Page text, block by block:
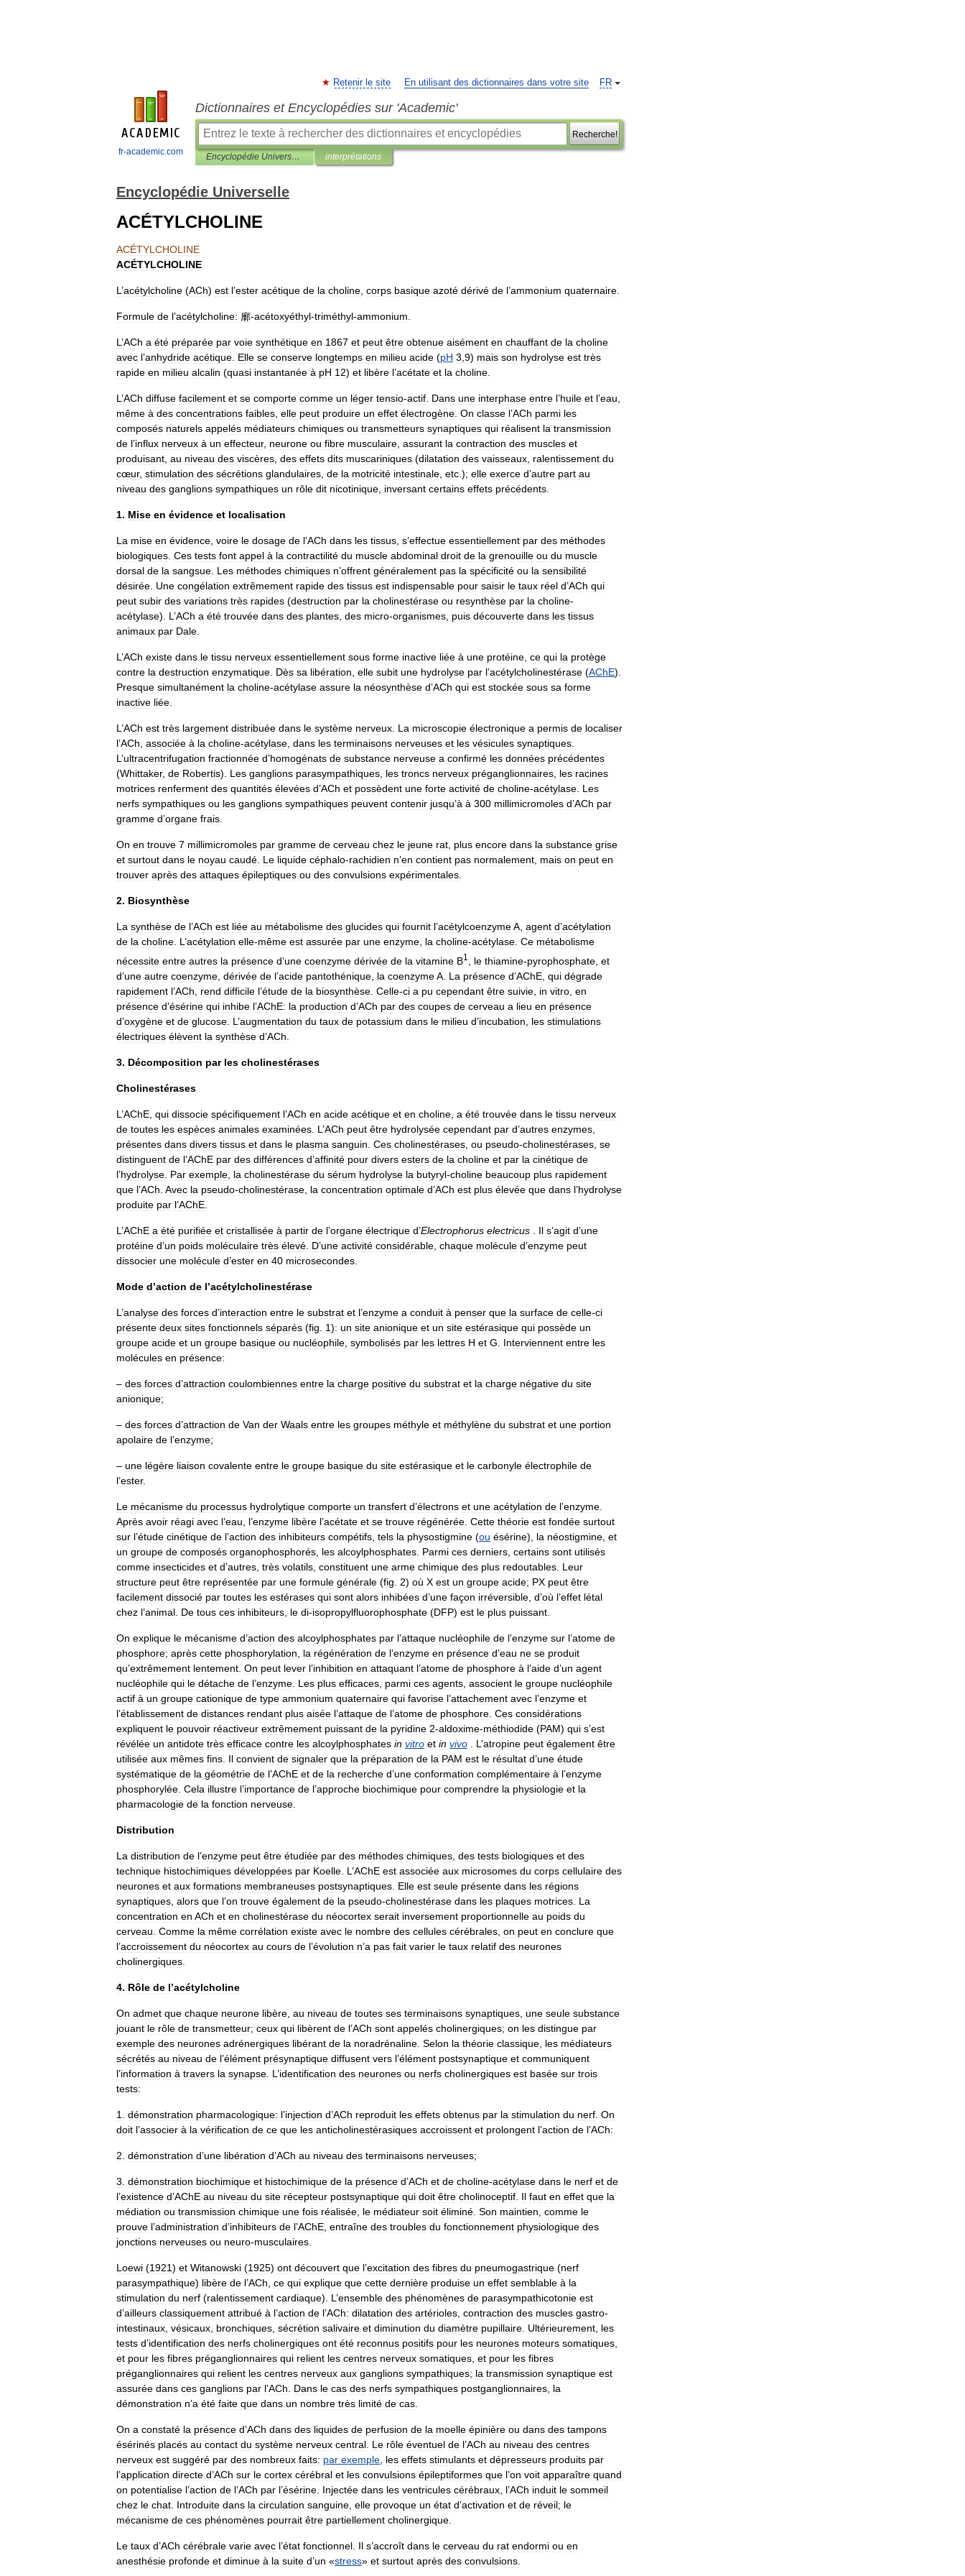
fr-academic.com
FR
Retenir le site En utilisant des dictionnaires dans votre site
Dictionnaires et Encyclopédies sur 'Academic'
Recherche!
Encyclopédie Universelle interprétations
Encyclopédie Universelle
ACÉTYLCHOLINE
ACÉTYLCHOLINE
ACÉTYLCHOLINE
L ’acétylcholine (ACh) est l’ester acétique de la choline corps basique azoté dérivé de l’ammonium quaternaire
Formule de l’acétylcholine: 廓-acétoxyéthyl-triméthyl-ammonium
L ’ACh a été préparée par voie synthétique en 1867 et peut être obtenue aisément en chauffant de la choline
avec l’anhydride acétique Elle se conserve longtemps en milieu acide (pH 3 9) mais son hydrolyse est très
rapide en milieu alcalin (quasi instantanée à pH 12) et libère l’acétate et la choline
L ’ACh diffuse facilement et se comporte comme un léger tensio-actif Dans une interphase entre l’huile et l’eau
même à des concentrations faibles elle peut produire un effet électrogène On classe l’ACh parmi les
composés naturels appelés médiateurs chimiques ou transmetteurs synaptiques qui réalisent la transmission
de l’influx nerveux à un effecteur, neurone ou fibre musculaire assurant la contraction des muscles et
produisant au niveau des viscères des effets dits muscariniques (dilatation des vaisseaux ralentissement du
cœur, stimulation des sécrétions glandulaires de la motricité intestinale etc .); elle exerce d’autre part au
niveau des ganglions sympathiques un rôle dit nicotinique inversant certains effets précédents
1. Mise en évidence et localisation
La mise en évidence voire le dosage de l’ACh dans les tissus s’effectue essentiellement par des méthodes
biologiques Ces tests font appel à la contractilité du muscle abdominal droit de la grenouille ou du muscle
dorsal de la sangsue Les méthodes chimiques n’offrent généralement pas la spécificité ou la sensibilité
désirée Une congélation extrêmement rapide des tissus est indispensable pour saisir le taux réel d’ACh qui
peut subir des variations très rapides (destruction par la cholinestérase ou resynthèse par la choline-
acétylase). L ’ACh a été trouvée dans des plantes des micro-organismes puis découverte dans les tissus
animaux par Dale
L ’ACh existe dans le tissu nerveux essentiellement sous forme inactive liée à une protéine ce qui la protège
contre la destruction enzymatique Dès sa libération elle subit une hydrolyse par l’acétylcholinestérase (AChE).
Presque simultanément la choline-acétylase assure la néosynthèse d’ACh qui est stockée sous sa forme
inactive liée
L ’ACh est très largement distribuée dans le système nerveux La microscopie électronique a permis de localiser
l’ACh associée à la choline-acétylase dans les terminaisons nerveuses et les vésicules synaptiques
L ’ultracentrifugation fractionnée d’homogénats de substance nerveuse a confirmé les données précédentes
(Whittaker, de Robertis). Les ganglions parasympathiques les troncs nerveux préganglionnaires les racines
motrices renferment des quantités élevées d’ACh et possèdent une forte activité de choline-acétylase Les
nerfs sympathiques ou les ganglions sympathiques peuvent contenir jusqu’à à 300 millimicromoles d’ACh par
gramme d’organe frais
On en trouve 7 millimicromoles par gramme de cerveau chez le jeune rat plus encore dans la substance grise
et surtout dans le noyau caudé Le liquide céphalo-rachidien n’en contient pas normalement mais on peut en
trouver après des attaques épileptiques ou des convulsions expérimentales
2. Biosynthèse
La synthèse de l’ACh est liée au métabolisme des glucides qui fournit l’acétylcoenzymeA agent d’acétylation
de la choline L ’acétylation elle-même est assurée par une enzyme la choline-acétylase Ce métabolisme
nécessite entre autres la présence d’une coenzyme dérivée de la vitamine B1 le thiamine-pyrophosphate et
d’une autre coenzyme dérivée de l’acide pantothénique la coenzymeA La présence d’AChE qui dégrade
rapidement l’ACh rend difficile l’étude de la biosynthèse Celle-ci a pu cependant être suivie in vitro en
présence d’ésérine qui inhibe l’AChE: la production d’ACh par des coupes de cerveau a lieu en présence
d’oxygène et de glucose L ’augmentation du taux de potassium dans le milieu d’incubation les stimulations
électriques élèvent la synthèse d’ACh
3. Décomposition par les cholinestérases
Cholinestérases
L ’AChE qui dissocie spécifiquement l’ACh en acide acétique et en choline a été trouvée dans le tissu nerveux
de toutes les espèces animales examinées L ’ACh peut être hydrolysée cependant par d’autres enzymes
présentes dans divers tissus et dans le plasma sanguin Ces cholinestérases ou pseudo-cholinestérases se
distinguent de l’AChE par des différences d’affinité pour divers esters de la choline et par la cinétique de
l’hydrolyse Par exemple la cholinestérase du sérum hydrolyse la butyryl-choline beaucoup plus rapidement
que l’ACh Avec la pseudo-cholinestérase la concentration optimale d’ACh est plus élevée que dans l’hydrolyse
produite par l’AChE
L ’AChE a été purifiée et cristallisée à partir de l’organe électrique d’Electrophorus electricus Il s’agit d’une
protéine d’un poids moléculaire très élevé D’une activité considérable chaque molécule d’enzyme peut
dissocier une molécule d’ester en 40 microsecondes
Mode d’action de l’acétylcholinestérase
L ’analyse des forces d’interaction entre le substrat et l’enzyme a conduit à penser que la surface de celle-ci
présente deux sites fonctionnels séparés (fig 1): un site anionique et un site estérasique qui possède un
groupe acide et un groupe basique ou nucléophile symbolisés par les lettres H et G Interviennent entre les
molécules en présence:
– des forces d’attraction coulombiennes entre la charge positive du substrat et la charge négative du site
anionique;
– des forces d’attraction de Van der Waals entre les groupes méthyle et méthylène du substrat et une portion
apolaire de l’enzyme;
– une légère liaison covalente entre le groupe basique du site estérasique et le carbonyle électrophile de
l’ester.
Le mécanisme du processus hydrolytique comporte un transfert d’électrons et une acétylation de l’enzyme
Après avoir réagi avec l’eau l’enzyme libère l’acétate et se trouve régénérée Cette théorie est fondée surtout
sur l’étude cinétique de l’action des inhibiteurs compétifs tels la physostigmine (ou ésérine), la néostigmine et
un groupe de composés organophosphorés les alcoylphosphates Parmi ces derniers certains sont utilisés
comme insecticides et d’autres très volatils constituent une arme chimique des plus redoutables Leur
structure peut être représentée par une formule générale (fig 2) où X est un groupe acide; PX peut être
facilement dissocié par toutes les estérases qui sont alors inhibées d’une façon irréversible d’où l’effet létal
chez l’animal De tous ces inhibiteurs le di-isopropylfluorophosphate (DFP) est le plus puissant
On explique le mécanisme d’action des alcoylphosphates par l’attaque nucléophile de l’enzyme sur l’atome de
phosphore; après cette phosphorylation la régénération de l’enzyme en présence d’eau ne se produit
qu’extrêmement lentement On peut lever l’inhibition en attaquant l’atome de phosphore à l’aide d’un agent
nucléophile qui le détache de l’enzyme Les plus efficaces parmi ces agents associent le groupe nucléophile
actif à un groupe cationique de type ammonium quaternaire qui favorise l’attachement avec l’enzyme et
l’établissement de distances rendant plus aisée l’attaque de l’atome de phosphore Ces considérations
expliquent le pouvoir réactiveur extrêmement puissant de la pyridine 2-aldoxime-méthiodide (PAM) qui s’est
révélée un antidote très efficace contre les alcoylphosphates in vitro et in vivo L ’atropine peut également être
utilisée aux mêmes fins Il convient de signaler que la préparation de la PAM est le résultat d’une étude
systématique de la géométrie de l’AChE et de la recherche d’une conformation complémentaire à l’enzyme
phosphorylée Cela illustre l’importance de l’approche biochimique pour comprendre la physiologie et la
pharmacologie de la fonction nerveuse
Distribution
La distribution de l’enzyme peut être étudiée par des méthodes chimiques des tests biologiques et des
technique histochimiques développées par Koelle L ’AChE est associée aux microsomes du corps cellulaire des
neurones et aux formations membraneuses postsynaptiques Elle est seule présente dans les régions
synaptiques alors que l’on trouve également de la pseudo-cholinestérase dans les plaques motrices La
concentration en ACh et en cholinestérase du néocortex serait inversement proportionnelle au poids du
cerveau Comme la même corrélation existe avec le nombre des cellules cérébrales on peut en conclure que
l’accroissement du néocortex au cours de l’évolution n’a pas fait varier le taux relatif des neurones
cholinergiques
4. Rôle de l’acétylcholine
On admet que chaque neurone libère au niveau de toutes ses terminaisons synaptiques une seule substance
jouant le rôle de transmetteur; ceux qui libèrent de l’ACh sont appelés cholinergiques; on les distingue par
exemple des neurones adrénergiques libérant de la noradrénaline Selon la théorie classique les médiateurs
sécrétés au niveau de l’élément présynaptique diffusent vers l’élément postsynaptique et communiquent
l’information à travers la synapse L ’identification des neurones ou nerfs cholinergiques est basée sur trois
tests:
1 démonstration pharmacologique: l’injection d’ACh reproduit les effets obtenus par la stimulation du nerf On
doit l’associer à la vérification de ce que les anticholinestérasiques accroissent et prolongent l’action de l’ACh:
2 démonstration d’une libération d’ACh au niveau des terminaisons nerveuses;
3 démonstration biochimique et histochimique de la présence d’ACh et de choline-acétylase dans le nerf et de
l’existence d’AChE au niveau du site récepteur postsynaptique qui doit être cholinoceptif Il faut en effet que la
médiation ou transmission chimique une fois réalisée le médiateur soit éliminé Son maintien comme le
prouve l’administration d’inhibiteurs de l’AChE entraîne des troubles du fonctionnement physiologique des
jonctions nerveuses ou neuro-musculaires
Loewi (1921) et Witanowski (1925) ont découvert que l’excitation des fibres du pneumogastrique (nerf
parasympathique) libère de l’ACh ce qui explique que cette dernière produise un effet semblable à la
stimulation du nerf (ralentissement cardiaque). L ’ensemble des phénomènes de parasympathicotonie est
d’ailleurs classiquement attribué à l’action de l’ACh: dilatation des artérioles contraction des muscles gastro-
intestinaux vésicaux bronchiques sécrétion salivaire et diminution du diamètre pupillaire Ultérieurement les
tests d’identification des nerfs cholinergiques ont été reconnus positifs pour les neurones moteurs somatiques
et pour les fibres préganglionnaires qui relient les centres nerveux somatiques et pour les fibres
préganglionnaires qui relient les centres nerveux aux ganglions sympathiques; la transmission synaptique est
assurée dans ces ganglions par l’ACh Dans le cas des nerfs sympathiques postganglionnaires la
démonstration n’a été faite que dans un nombre très limité de cas
On a constaté la présence d’ACh dans des liquides de perfusion de la moelle épinière ou dans des tampons
ésérinés placés au contact du système nerveux central Le rôle éventuel de l’ACh au niveau des centres
nerveux est suggéré par des nombreux faits: par exemple les effets stimulants et dépresseurs produits par
l’application directe d’ACh sur le cortex cérébral et les convulsions épileptiformes que l’on voit apparaître quand
on potentialise l’action de l’ACh par l’ésérine Injectée dans les ventricules cérébraux l’ACh induit le sommeil
chez le chat Introduite dans la circulation sanguine elle provoque un état d’activation et de réveil; le
mécanisme de ces phénomènes pourrait être partiellement cholinergique
Le taux d’ACh cérébrale varie avec l’état fonctionnel Il s’accroît dans le cerveau du rat endormi ou en
anesthésie profonde et diminue à la suite d’un «stress» et surtout après des convulsions